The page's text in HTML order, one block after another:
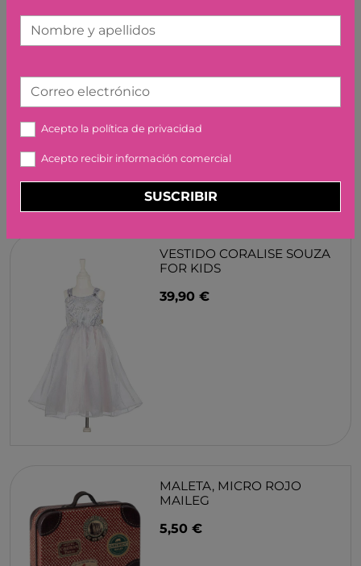
8,99 €
VESTIDO CORALISE SOUZA
FOR KIDS
39,90 €
MALETA, MICRO ROJO
MAILEG
5,50 €
Nombre y apellidos
Correo electrónico
Acepto la política de privacidad
Acepto recibir información comercial
SUSCRIBIR